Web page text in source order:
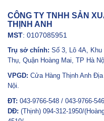
CÔNG TY TNHH SẢN
THỊNH ANH
MST: 0107085951
Trụ sở chính: Số 3, Lô 4A,
Thụ, Quận Hoàng Mai, TP Hà
VPGD: Cửa Hàng Thịnh Anh
Nội.
ĐT: 043-9766-548 / 043-9766-
DĐ: (Thịnh) 094-312-1950/